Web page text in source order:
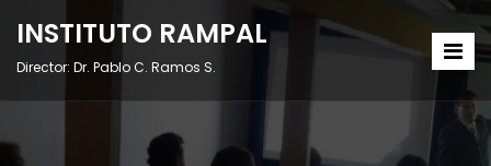
INSTITUTO RAMPAL
Director: Dr. Pablo C. Ramos S.